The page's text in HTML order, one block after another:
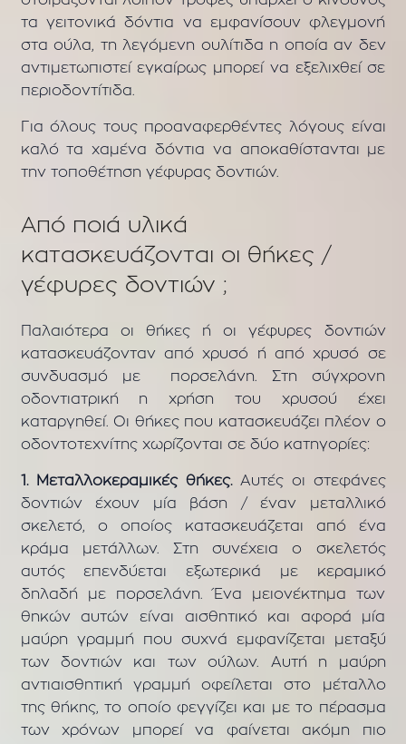
τα γειτονικά δόντια να εμφανίσουν φλεγμονή
στα ούλα, τη λεγόμενη ουλίτιδα η οποία αν δεν
αντιμετωπιστεί εγκαίρως μπορεί να εξελιχθεί σε
περιοδοντίτιδα.
Για όλους τους προαναφερθέντες λόγους είναι
καλό τα χαμένα δόντια να αποκαθίστανται με
την τοποθέτηση γέφυρας δοντιών.
Από ποιά υλικά
κατασκευάζονται οι θήκες /
γέφυρες δοντιών ;
Παλαιότερα οι θήκες ή οι γέφυρες δοντιών
κατασκευάζονταν από χρυσό ή από χρυσό σε
συνδυασμό με πορσελάνη. Στη σύγχρονη
οδοντιατρική η χρήση του χρυσού έχει
καταργηθεί. Οι θήκες που κατασκευάζει πλέον ο
οδοντοτεχνίτης χωρίζονται σε δύο κατηγορίες:
1. Μεταλλοκεραμικές θήκες.Αυτές οι στεφάνες
δοντιών έχουν μία βάση / έναν μεταλλικό
σκελετό, ο οποίος κατασκευάζεται από ένα
κράμα μετάλλων. Στη συνέχεια ο σκελετός
αυτός επενδύεται εξωτερικά με κεραμικό
δηλαδή με πορσελάνη. Ένα μειονέκτημα των
θηκών αυτών είναι αισθητικό και αφορά μία
μαύρη γραμμή που συχνά εμφανίζεται μεταξύ
των δοντιών και των ούλων. Αυτή η μαύρη
αντιαισθητική γραμμή οφείλεται στο μέταλλο
της θήκης, το οποίο φεγγίζει και με το πέρασμα
των χρόνων μπορεί να φαίνεται ακόμη πιο